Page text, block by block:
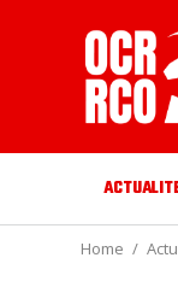
Home